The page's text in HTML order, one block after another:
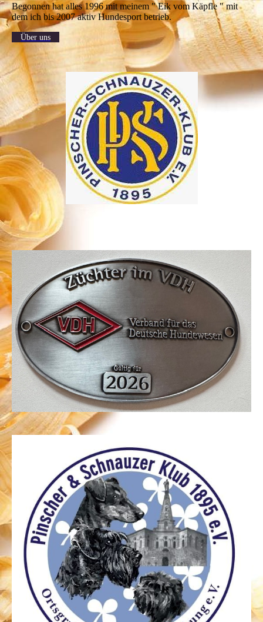
Begonnen hat alles 1996 mit meinem " Eik vom Käpfle " mit
dem ich bis 2007 aktiv Hundesport betrieb.
Über uns